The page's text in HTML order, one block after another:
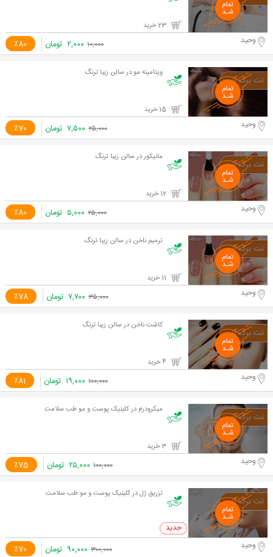
٪80 وحید ۱۰,۰۰۰ ۲,۰۰۰ تومان
ویتامینه مو در سالن زیبا ترنگ
٪70 وحید ۲۵,۰۰۰ ۷,۵۰۰ تومان
مانیکور در سالن زیبا ترنگ
٪80 وحید ۲۵,۰۰۰ ۵,۰۰۰ تومان
ترمیم ناخن در سالن زیبا ترنگ
٪78 وحید ۳۵,۰۰۰ ۷,۷۰۰ تومان
کاشت ناخن در سالن زیبا ترنگ
٪81 وحید ۱۰۰,۰۰۰ ۱۹,۰۰۰ تومان
میکرودرم در کلینیک پوست و مو طب سلامت
٪75 وحید ۱۰۰,۰۰۰ ۲۵,۰۰۰ تومان
تزریق ژل در کلینیک پوست و مو طب سلامت
0 خرید
٪70 وحید ۳۰۰,۰۰۰ ۹۰,۰۰۰ تومان